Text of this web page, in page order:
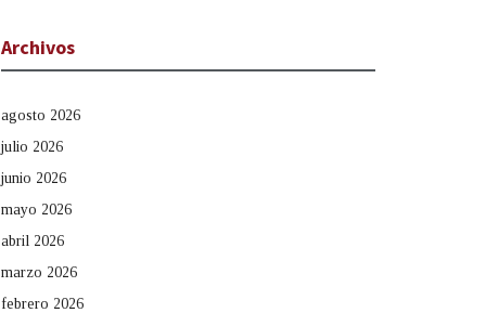
Archivos
agosto 2026
julio 2026
junio 2026
mayo 2026
abril 2026
marzo 2026
febrero 2026